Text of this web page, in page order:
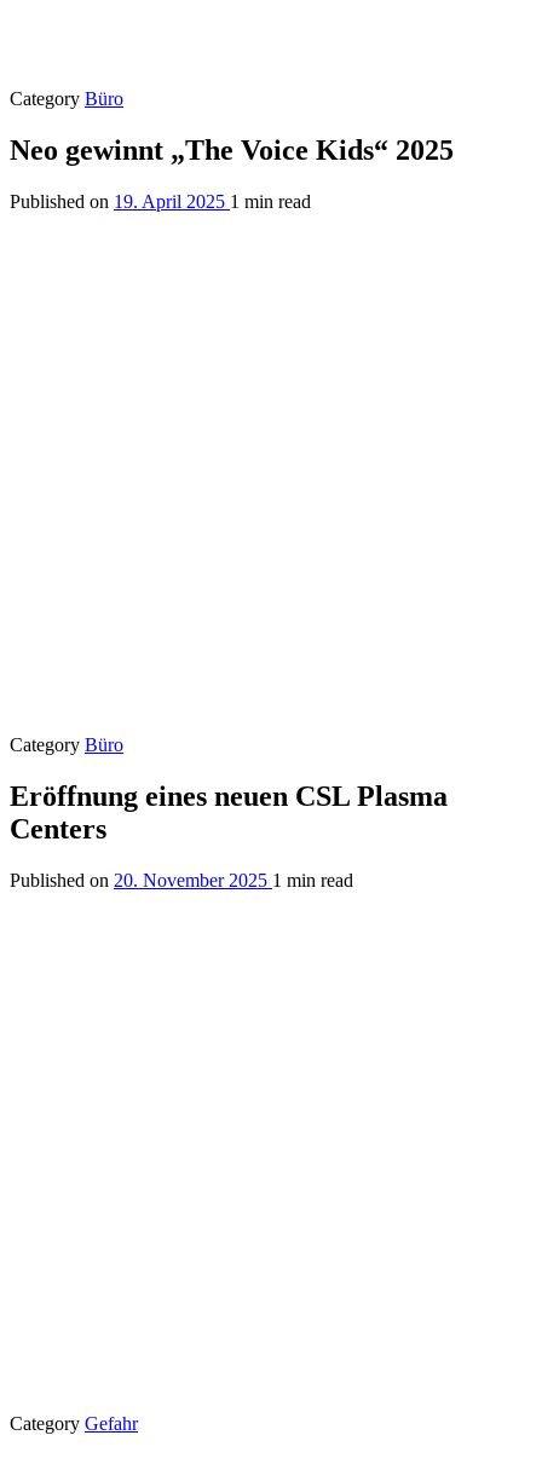
Category Büro
Neo gewinnt „The Voice Kids“ 2025
Published on 19. April 2025 1 min read
Category Büro
Eröffnung eines neuen CSL Plasma
Centers
Published on 20. November 2025 1 min read
Category Gefahr